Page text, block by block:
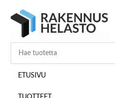
pääsisältöön
ensisijaiseen
alatunnisteeseen
ETUSIVU